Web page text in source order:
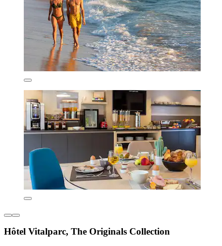
Hôtel Vitalparc, The Originals Collection